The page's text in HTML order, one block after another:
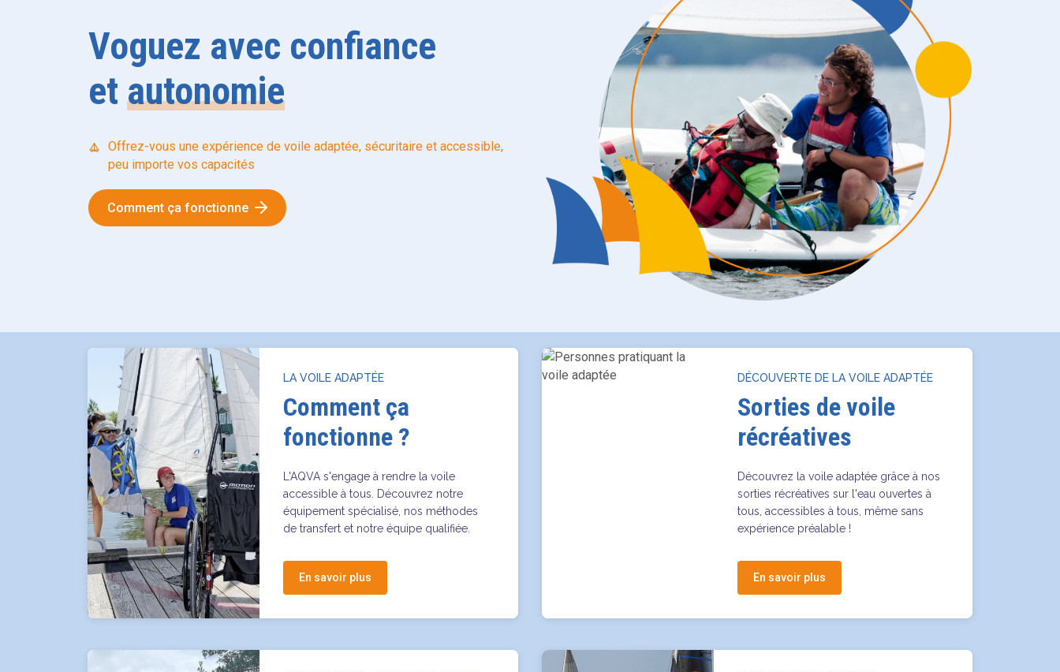
Voguez avec confiance
et autonomie
Offrez-vous une expérience de voile adaptée, sécuritaire et accessible,
peu importe vos capacités
Comment ça fonctionne
LA VOILE ADAPTÉE
Comment ça
fonctionne ?
L'AQVA s'engage à rendre la voile
accessible à tous. Découvrez notre
équipement spécialisé, nos méthodes
de transfert et notre équipe qualifiée.
En savoir plus
DÉCOUVERTE DE LA VOILE ADAPTÉE
Sorties de voile
récréatives
Découvrez la voile adaptée grâce à nos
sorties récréatives sur l'eau ouvertes à
tous, accessibles à tous, même sans
expérience préalable !
En savoir plus